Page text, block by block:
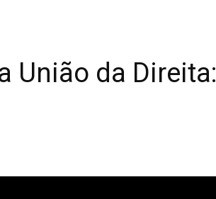
União da Direita: